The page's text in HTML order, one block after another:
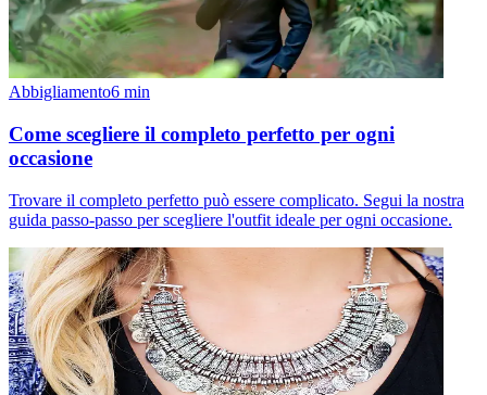
Abbigliamento6 min
Come scegliere il completo perfetto per ogni
occasione
Trovare il completo perfetto può essere complicato. Segui la nostra
guida passo-passo per scegliere l'outfit ideale per ogni occasione.